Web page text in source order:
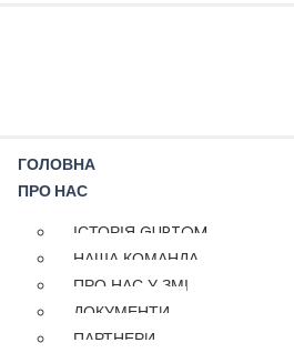
ГОЛОВНА
ПРО НАС
ІСТОРІЯ GURTOM
НАША КОМАНДА
ПРО НАС У ЗМІ
ДОКУМЕНТИ
ПАРТНЕРИ